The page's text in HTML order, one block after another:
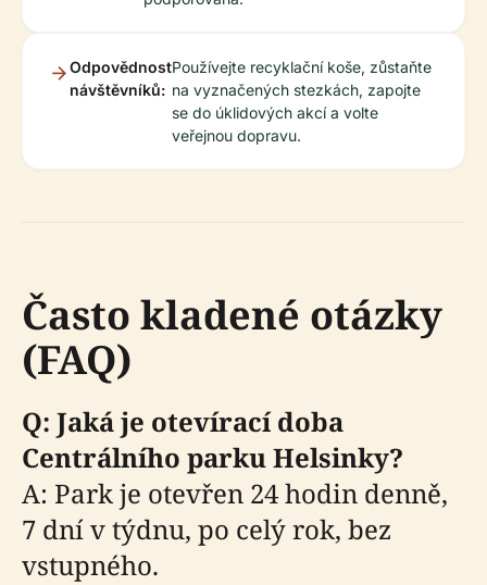
Odpovědnost
návštěvníků:
Používejte recyklační koše, zůstaňte
na vyznačených stezkách, zapojte
se do úklidových akcí a volte
veřejnou dopravu.
Často kladené otázky
(FAQ)
Q: Jaká je otevírací doba
Centrálního parku Helsinky?
A: Park je otevřen 24 hodin denně,
7 dní v týdnu, po celý rok, bez
vstupného.